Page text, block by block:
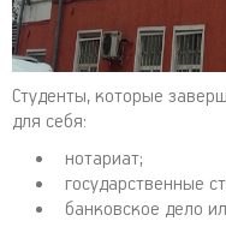
Студенты, которые
для себя:
нотариат;
государственные
банковское дело